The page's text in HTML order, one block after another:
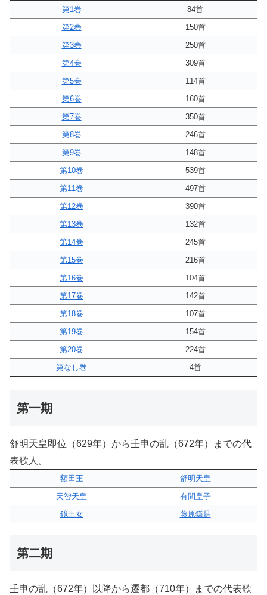
第1巻
84首
第2巻
150首
第3巻
250首
第4巻
309首
第5巻
114首
第6巻
160首
第7巻
350首
第8巻
246首
第9巻
148首
第10巻
539首
第11巻
497首
第12巻
390首
第13巻
132首
第14巻
245首
第15巻
216首
第16巻
104首
第17巻
142首
第18巻
107首
第19巻
154首
第20巻
224首
第なし巻
4首
第一期
舒明天皇即位（629年）から壬申の乱（672年）までの代
表歌人。
額田王
舒明天皇
天智天皇
有間皇子
鏡王女
藤原鎌足
第二期
壬申の乱（672年）以降から遷都（710年）までの代表歌